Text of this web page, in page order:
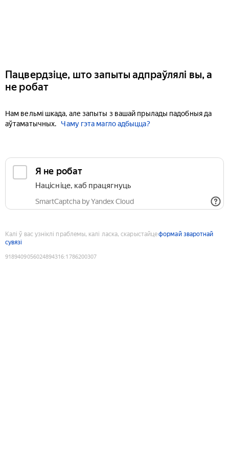
Пацвердзіце, што запыты адпраўлялі вы, а
не робат
Нам вельмі шкада, але запыты з вашай прылады падобныя да
аўтаматычных.
Чаму гэта магло адбыцца?
Я не робат
Націсніце, каб працягнуць
SmartCaptcha by Yandex Cloud
Калі ў вас узніклі праблемы, калі ласка, скарыстайцеформай зваротнай
сувязі
9189409056024894316:1786200307